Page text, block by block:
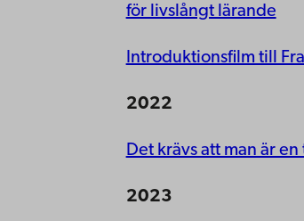
för livslångt lärande
Introduktionsfilm till
2022
Det krävs att man är
2023